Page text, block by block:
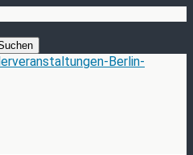
Berlin-